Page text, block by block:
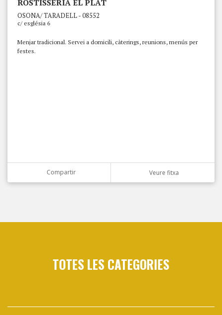
ROSTISSERIA EL PLAT
OSONA/ TARADELL - 08552
c/ església 6
Menjar tradicional. Servei a domicili, càterings, reunions, menús per
festes.
Compartir Veure fitxa
TOTES LES CATEGORIES